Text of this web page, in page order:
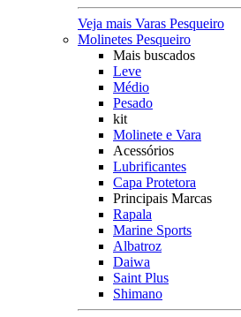
Veja mais Varas Pesqueiro
Molinetes Pesqueiro
Mais buscados
Leve
Médio
Pesado
kit
Molinete e Vara
Acessórios
Lubrificantes
Capa Protetora
Principais Marcas
Rapala
Marine Sports
Albatroz
Daiwa
Saint Plus
Shimano